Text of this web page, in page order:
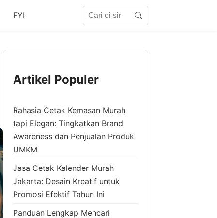
FYI Search
Artikel Populer
Rahasia Cetak Kemasan Murah
tapi Elegan: Tingkatkan Brand
Awareness dan Penjualan Produk
UMKM
Jasa Cetak Kalender Murah
Jakarta: Desain Kreatif untuk
Promosi Efektif Tahun Ini
Panduan Lengkap Mencari